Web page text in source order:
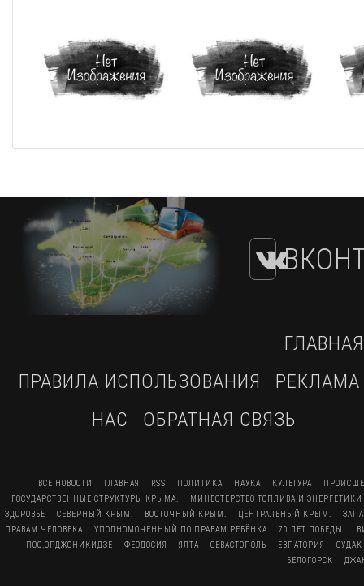
ГЛАВНАЯ
ПРАВИЛА ИСПОЛЬЗОВАНИЯ
РЕКЛАМА
НАС
ОБРАТНАЯ СВЯЗЬ
ВСЕ НОВОСТИ ГЛАВНАЯ RSS ПОЛИТИКА НАУКА КУЛЬТУРА
ГОСУДАРСТВЕННЫЕ СТРУКТУРЫ КРЫМА.
МИНЕСТЕРСТВО ТОПЛИВА И
ЗДОРОВЬЕ
СЕВЕРНЫЙ КРЫМ. ВОСТОЧНЫЙ КРЫМ. ЦЕНТРАЛЬНЫЙ КРЫМ.
ПРАВАМ ЧЕЛОВЕКА
УПОЛНОМОЧЕННЫЙ ПО ПРАВАМ РЕБЁНКА 70 ЛЕТ ПОБЕДЫ.
ПОС.ОРДЖОНИКИДЗЕ
ФЕОДОСИЯ ЯЛТА СЕВАСТОПОЛЬ ЕВПАТОРИЯ
СУДАК
БЕЛОГОРСК